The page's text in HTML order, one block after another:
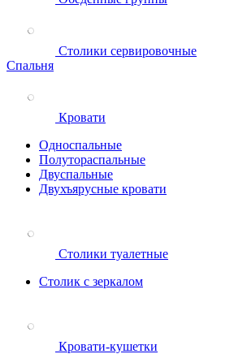
Столики сервировочные
Спальня
Кровати
Односпальные
Полутораспальные
Двуспальные
Двухъярусные кровати
Столики туалетные
Столик с зеркалом
Кровати-кушетки